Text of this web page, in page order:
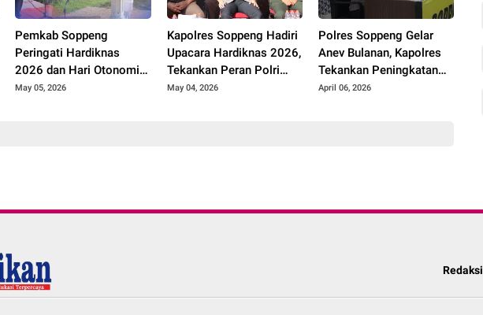
Pemkab Soppeng
Peringati Hardiknas
2026 dan Hari Otonomi
Daerah, Tekankan
May 05, 2026
Kapolres Soppeng Hadiri
Upacara Hardiknas 2026,
Tekankan Peran Polri
Dalam Dukungan
May 04, 2026
Polres Soppeng Gelar
Anev Bulanan, Kapolres
Tekankan Peningkatan
Kinerja dan Pelayanan
April 06, 2026
Redaksi